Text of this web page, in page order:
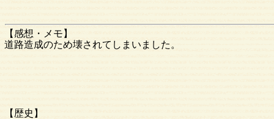
【歴史】
【感想・メモ】
道路造成のため壊されてしまいました。